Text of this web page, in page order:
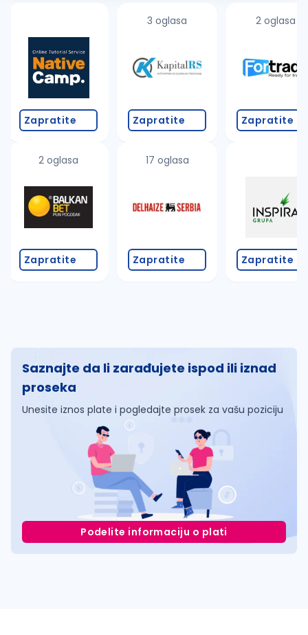
Zapratite
2 oglasa
Zapratite
3 oglasa
Zapratite
17 oglasa
Zapratite
2 oglasa
Zapratite
Zapratite
Saznajte da li zarađujete ispod ili iznad
proseka
Unesite iznos plate i pogledajte prosek za vašu poziciju
Podelite informaciju o plati